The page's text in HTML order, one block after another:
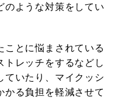
のような対策をしてい
ことに悩まされている
トレッチをするなどし
ていたり、マイクッシ
かる負担を軽減させて